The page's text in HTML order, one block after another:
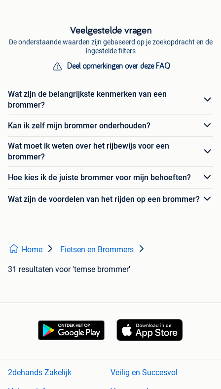
Veelgestelde vragen
De onderstaande waarden zijn gebaseerd op je zoekopdracht en de
ingestelde filters
Deel opmerkingen over deze FAQ
Wat zijn de belangrijkste kenmerken van een
brommer?
Kan ik zelf mijn brommer onderhouden?
Wat moet ik weten over het rijbewijs voor een
brommer?
Hoe kies ik de juiste brommer voor mijn behoeften?
Wat zijn de voordelen van het rijden op een brommer?
Home Fietsen en Brommers
31 resultaten voor 'temse brommer'
2dehands Zakelijk
Veilig en Succesvol